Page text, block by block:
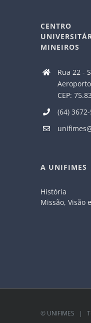
CENTRO
MINEIROS
Rua 22 -
Aeroporto
CEP:
(64)
A UNIFIMES
História
Missão, Visão
© UNIFIMES |